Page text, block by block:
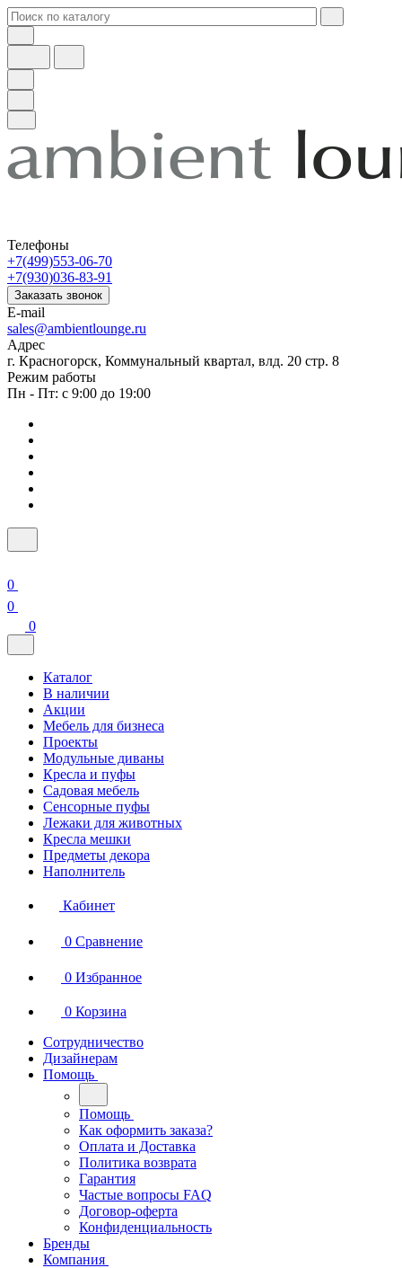
Телефоны
+7(499)553-06-70
+7(930)036-83-91
Заказать звонок
E-mail
sales@ambientlounge.ru
Адрес
г. Красногорск, Коммунальный квартал, влд. 20 стр. 8
Режим работы
Пн - Пт: с 9:00 до 19:00
0
0
0
Каталог
В наличии
Акции
Мебель для бизнеса
Проекты
Модульные диваны
Кресла и пуфы
Садовая мебель
Сенсорные пуфы
Лежаки для животных
Кресла мешки
Предметы декора
Наполнитель
Кабинет
0 Сравнение
0 Избранное
0 Корзина
Сотрудничество
Дизайнерам
Помощь
Помощь
Как оформить заказа?
Оплата и Доставка
Политика возврата
Гарантия
Частые вопросы FAQ
Договор-оферта
Конфиденциальность
Бренды
Компания